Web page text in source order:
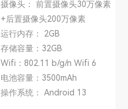
摄像头： 前置摄像头30万像素
+后置摄像头200万像素
运行内存： 2GB
存储容量：32GB
Wifi：802.11 b/g/n Wifi 6
电池容量：3500mAh
操作系统： Android 13